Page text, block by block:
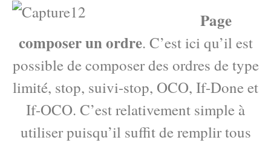
Page
composer un ordre. C’est ici qu’il est
possible de composer des ordres de type
limité, stop, suivi-stop, OCO, If-Done et
If-OCO. C’est relativement simple à
utiliser puisqu’il suffit de remplir tous